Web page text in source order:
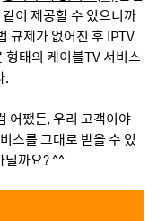
이 제공할 수 있으니까
규제가 없어진 후 IPTV
형태의 케이블TV서비스
.
어쨌든,우리 고객이야
스를 그대로 받을 수 있
닐까요? ^^